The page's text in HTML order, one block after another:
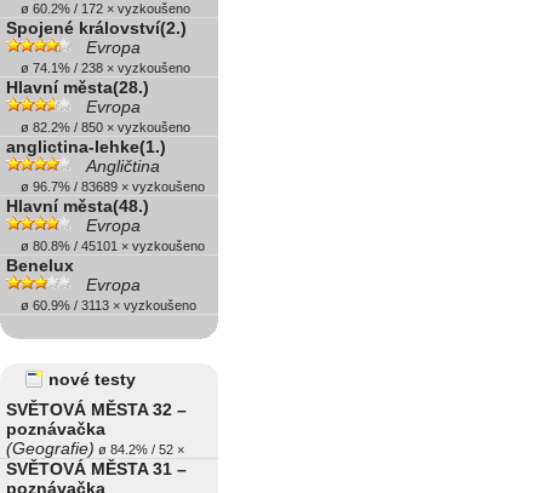
ø 60.2% / 172 × vyzkoušeno
Spojené království(2.)
Evropa
ø 74.1% / 238 × vyzkoušeno
Hlavní města(28.)
Evropa
ø 82.2% / 850 × vyzkoušeno
anglictina-lehke(1.)
Angličtina
ø 96.7% / 83689 × vyzkoušeno
Hlavní města(48.)
Evropa
ø 80.8% / 45101 × vyzkoušeno
Benelux
Evropa
ø 60.9% / 3113 × vyzkoušeno
nové testy
SVĚTOVÁ MĚSTA 32 –
poznávačka
(Geografie) ø 84.2% / 52 ×
SVĚTOVÁ MĚSTA 31 –
poznávačka